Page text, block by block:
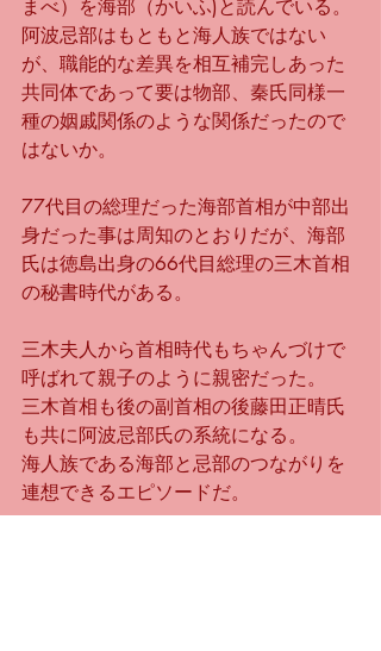
まべ）を海部（かいふ)と読んでいる。
阿波忌部はもともと海人族ではない
が、職能的な差異を相互補完しあった
共同体であって要は物部、秦氏同様一
種の姻戚関係のような関係だったので
はないか。
77代目の総理だった海部首相が中部出
身だった事は周知のとおりだが、海部
氏は徳島出身の66代目総理の三木首相
の秘書時代がある。
三木夫人から首相時代もちゃんづけで
呼ばれて親子のように親密だった。
三木首相も後の副首相の後藤田正晴氏
も共に阿波忌部氏の系統になる。
海人族である海部と忌部のつながりを
連想できるエピソードだ。